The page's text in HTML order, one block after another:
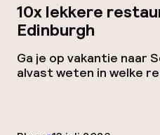
10x lekkere
Edinburgh
Ga je op vakantie naar
alvast weten in welke
omgebouwd tot een